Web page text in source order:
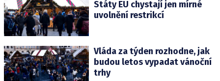
Státy EU chystají jen mírné
uvolnění restrikcí
Vláda za týden rozhodne, jak
budou letos vypadat vánoční
trhy